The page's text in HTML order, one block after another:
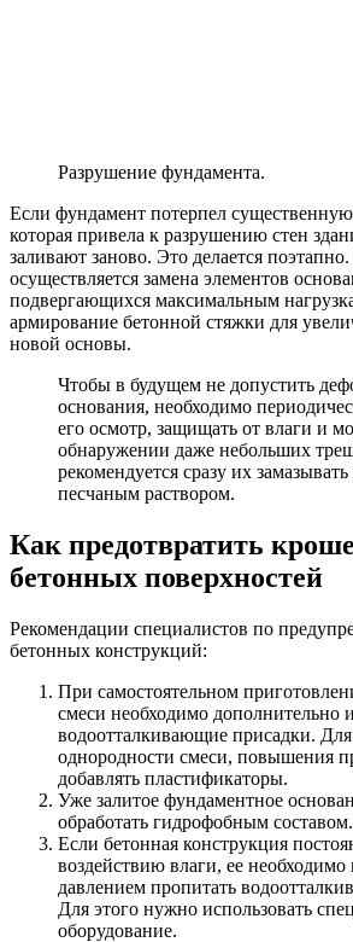
Разрушение фундамента.
Если фундамент потерпел
которая привела к разрушению стен
заливают заново. Это делается
осуществляется замена элементов
подвергающихся максимальным
армирование бетонной стяжки для
новой основы.
Чтобы в будущем не допустить
основания, необходимо
его осмотр, защищать от влаги и
обнаружении даже небольших
рекомендуется сразу их
песчаным раствором.
Как предотвратить
бетонных поверхностей
Рекомендации специалистов по
бетонных конструкций:
При самостоятельном
смеси необходимо дополнительно
водоотталкивающие присадки.
однородности смеси, повышения
добавлять пластификаторы.
Уже залитое фундаментное
обработать гидрофобным составом.
Если бетонная конструкция
воздействию влаги, ее
давлением пропитать
Для этого нужно использовать
оборудование.